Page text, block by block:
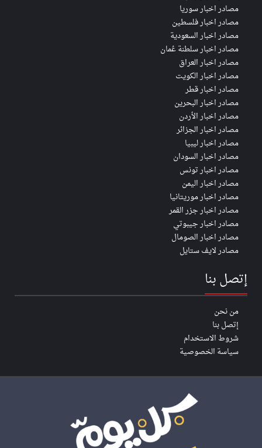
مصادر اخبار سوريا
مصادر اخبار فلسطين
مصادر اخبار السعودية
مصادر اخبار سلطنة عُمان
مصادر اخبار العراق
مصادر اخبار الكويت
مصادر اخبار قطر
مصادر اخبار البحرين
مصادر اخبار الأردن
مصادر اخبار الجزائر
مصادر اخبار ليبيا
مصادر اخبار السودان
مصادر اخبار تونس
مصادر اخبار اليمن
مصادر اخبار موريتانيا
مصادر اخبار جزر القمر
مصادر اخبار جيبوتي
مصادر اخبار الصومال
مصادر لايف ستايل
إتصل بنا
من نحن
إتصل بنا
شروط الاستخدام
سياسة الخصوصية